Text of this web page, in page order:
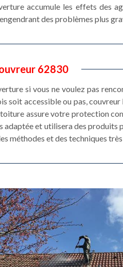
accumule les effets des
des problèmes plus
62830
si vous ne voulez pas
soit accessible ou pas,
assure votre protection
adaptée et utilisera des produits
méthodes et des techniques